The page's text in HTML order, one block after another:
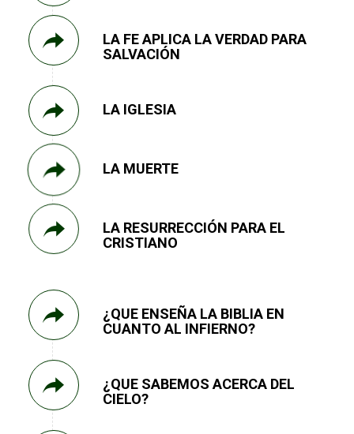
LA FE APLICA LA VERDAD PARA
SALVACIÓN
LA IGLESIA
LA MUERTE
LA RESURRECCIÓN PARA EL
CRISTIANO
¿QUE ENSEÑA LA BIBLIA EN
CUANTO AL INFIERNO?
¿QUE SABEMOS ACERCA DEL
CIELO?